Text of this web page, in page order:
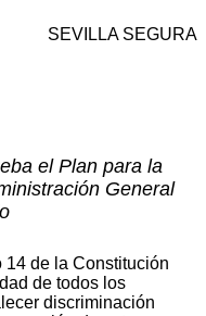
SEVILLA SEGURA
el Plan para la
General
14 de la Constitución
de todos los
discriminación